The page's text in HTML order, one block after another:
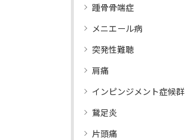
踵骨骨端症
メニエール病
突発性難聴
肩痛
インピンジメント症候群
鵞足炎
片頭痛